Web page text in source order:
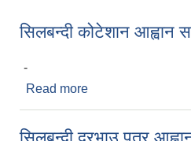
सिलबन्दी कोटेशान आह्वान
-
Read more